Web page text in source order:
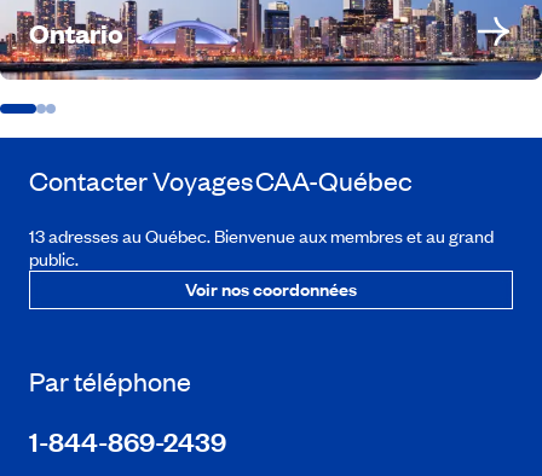
Ontario
Contacter VoyagesCAA-Québec
13 adresses au Québec. Bienvenue aux membres et au grand
public.
Voir nos coordonnées
Par téléphone
1-844-869-2439